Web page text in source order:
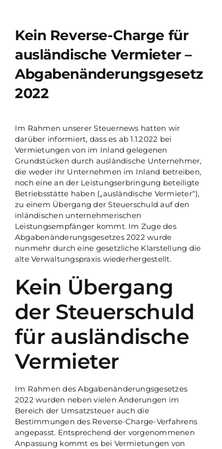
Kein Reverse-Charge für
ausländische Vermieter –
Abgabenänderungsgesetz
2022
Im Rahmen unserer Steuernews hatten wir
darüber informiert, dass es ab 1.1.2022 bei
Vermietungen von im Inland gelegenen
Grundstücken durch ausländische Unternehmer,
die weder ihr Unternehmen im Inland betreiben,
noch eine an der Leistungserbringung beteiligte
Betriebsstätte haben („ausländische Vermieter“),
zu einem Übergang der Steuerschuld auf den
inländischen unternehmerischen
Leistungsempfänger kommt. Im Zuge des
Abgabenänderungsgesetzes 2022 wurde
nunmehr durch eine gesetzliche Klarstellung die
alte Verwaltungspraxis wiederhergestellt.
Kein Übergang
der Steuerschuld
für ausländische
Vermieter
Im Rahmen des Abgabenänderungsgesetzes
2022 wurden neben vielen Änderungen im
Bereich der Umsatzsteuer auch die
Bestimmungen des Reverse-Charge-Verfahrens
angepasst. Entsprechend der vorgenommenen
Anpassung kommt es bei Vermietungen von